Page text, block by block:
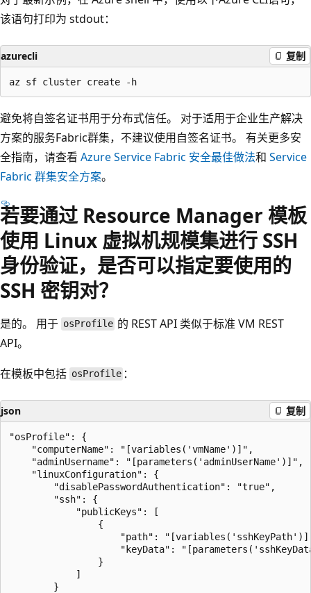
该语句打印为 stdout：
azurecli 复制
避免将自签名证书用于分布式信任。 对于适用于企业生产解决
方案的服务Fabric群集，不建议使用自签名证书。 有关更多安
全指南，请查看 Azure Service Fabric 安全最佳做法和 Service
Fabric 群集安全方案。
若要通过 Resource Manager 模板
使用 Linux 虚拟机规模集进行 SSH
身份验证，是否可以指定要使用的
SSH 密钥对？
是的。 用于 osProfile 的 REST API 类似于标准 VM REST
API。
在模板中包括 osProfile ：
json 复制
"osProfile": {
    "computerName": "[variables('vmName')]",
    "adminUsername": "[parameters('adminUserName')]",
    "linuxConfiguration": {
        "disablePasswordAuthentication": "true",
        "ssh": {
            "publicKeys": [
                {
"path":
"keyData":
                }
            ]
        }